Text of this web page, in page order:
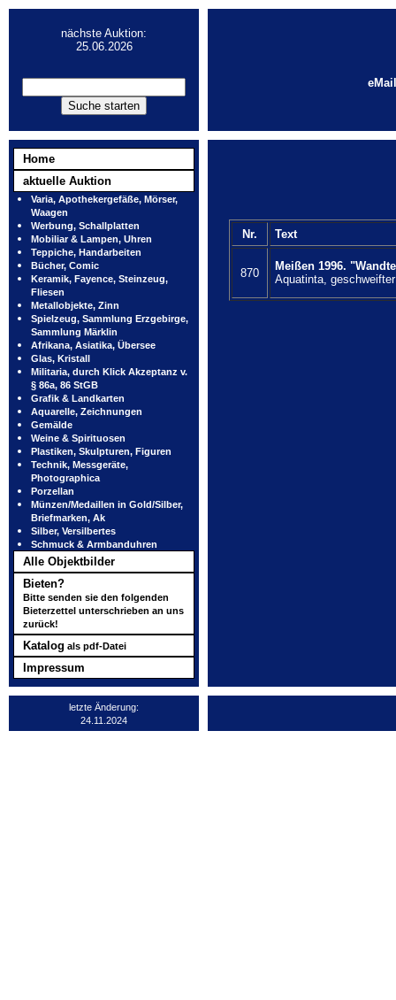
nächste Auktion:
25.06.2026
Home
aktuelle Auktion
Varia, Apothekergefäße, Mörser,
Waagen
Werbung, Schallplatten
Mobiliar & Lampen, Uhren
Teppiche, Handarbeiten
Bücher, Comic
Keramik, Fayence, Steinzeug,
Fliesen
Metallobjekte, Zinn
Spielzeug, Sammlung Erzgebirge,
Sammlung Märklin
Afrikana, Asiatika, Übersee
Glas, Kristall
Militaria, durch Klick Akzeptanz v.
§ 86a, 86 StGB
Grafik & Landkarten
Aquarelle, Zeichnungen
Gemälde
Weine & Spirituosen
Plastiken, Skulpturen, Figuren
Technik, Messgeräte,
Photographica
Porzellan
Münzen/Medaillen in Gold/Silber,
Briefmarken, Ak
Silber, Versilbertes
Schmuck & Armbanduhren
Alle Objektbilder
Bieten?
Bitte senden sie den folgenden
Bieterzettel unterschrieben an uns
zurück!
Katalog als pdf-Datei
Impressum
Nr. Text
870
Meißen 1996.
Aquatinta,
letzte Änderung:
24.11.2024